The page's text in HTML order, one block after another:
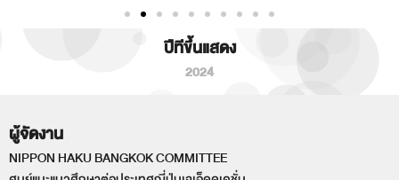
ปีทีขึ้นแสดง
2024
ผู้จัดงาน
NIPPON HAKU BANGKOK COMMITTEE